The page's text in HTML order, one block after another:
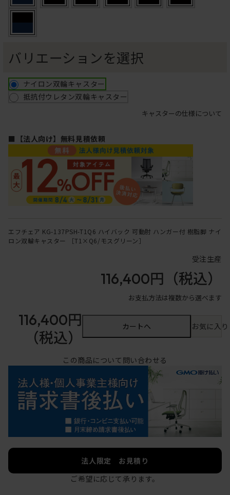
バリエーションを選択
ナイロン双輪キャスター
抵抗付ウレタン双輪キャスター
キャスターの仕様について
■【法人向け】無料見積依頼
エフチェア KG-137PSH-T1Q6 ハイバック 可動肘 ハンガー付 樹脂脚 ナイ
ロン双輪キャスター ［T1×Q6/モスグリーン］
受注生産
116,400円 （税込）
お支払方法は複数から選べます
116,400円
（税込）
カートへ お気に入
この商品について問い合わせる
法人限定 お見積り
ご希望に応じて承ります。